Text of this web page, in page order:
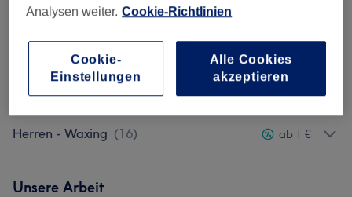
Wimpernverlängerungen (10)
Gesichtsbehandlungen ab 27 €
Damen - Waxing (30) ab 8 €
Herren - Waxing (16) ab 1 €
Unsere Arbeit
Analysen weiter. Cookie-Richtlinien
Cookie-
Einstellungen
Alle Cookies
akzeptieren